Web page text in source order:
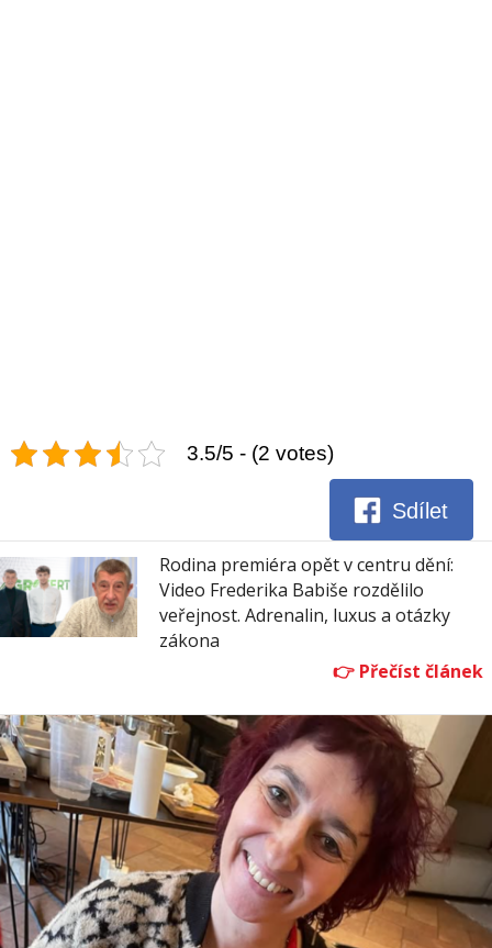
3.5/5 - (2 votes)
Sdílet
Rodina premiéra opět v centru dění:
Video Frederika Babiše rozdělilo
veřejnost. Adrenalin, luxus a otázky
zákona